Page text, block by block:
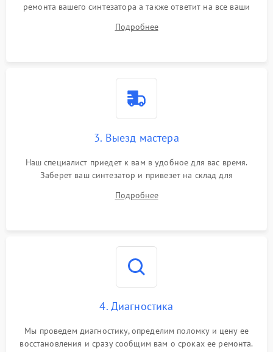
ремонта вашего синтезатора а также ответит на все ваши
Подробнее
3. Выезд мастера
Наш специалист приедет к вам в удобное для вас время.
Заберет ваш синтезатор и привезет на склад для
Подробнее
4. Диагностика
Мы проведем диагностику, определим поломку и цену ее
восстановления и сразу сообщим вам о сроках ее ремонта.